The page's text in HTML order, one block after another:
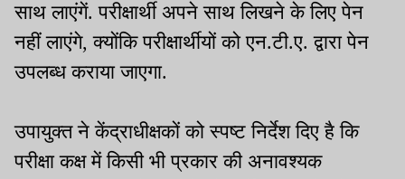
साथ लाएंगें. परीक्षार्थी अपने साथ लिखने के लिए पेन
नहीं लाएंगे, क्योंकि परीक्षार्थीयों को एन.टी.ए. द्वारा पेन
उपलब्ध कराया जाएगा.
उपायुक्त ने केंद्राधीक्षकों को स्पष्ट निर्देश दिए है कि
परीक्षा कक्ष में किसी भी प्रकार की अनावश्यक